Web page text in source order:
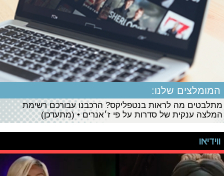
המומלצים שלנו:
מתלבטים מה לראות בנטפליקס? הרכבנו עבורכם רשימת
המלצה ענקית של סדרות על פי ז׳אנרים • (מתעדכן)
ווידיאו